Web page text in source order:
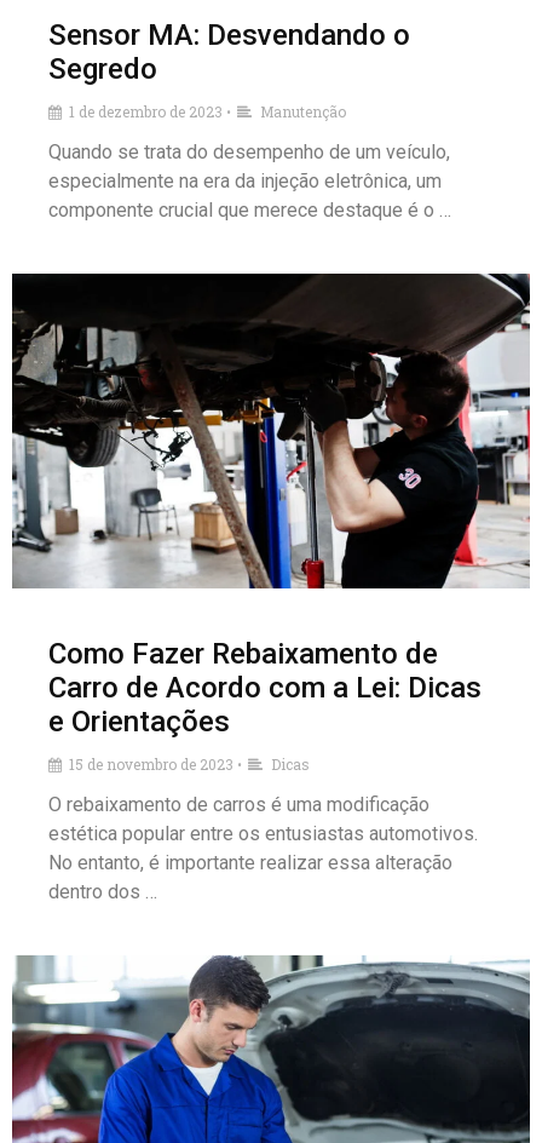
Sensor MA: Desvendando o
Segredo
1 de dezembro de 2023 • Manutenção
Quando se trata do desempenho de um veículo,
especialmente na era da injeção eletrônica, um
componente crucial que merece destaque é o …
Como Fazer Rebaixamento de
Carro de Acordo com a Lei: Dicas
e Orientações
15 de novembro de 2023 • Dicas
O rebaixamento de carros é uma modificação
estética popular entre os entusiastas automotivos.
No entanto, é importante realizar essa alteração
dentro dos …